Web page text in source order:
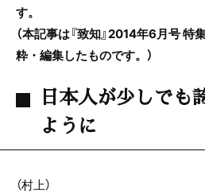
す。
（本記事は『致知』2014年6月号 特
粋・編集したものです。）
日本人が少しでも
ように
（村上）